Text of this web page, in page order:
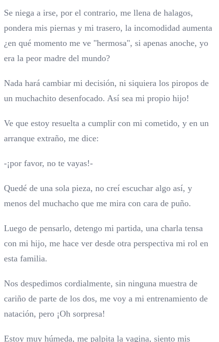
Se niega a irse, por el contrario, me llena de halagos,
pondera mis piernas y mi trasero, la incomodidad aumenta
¿en qué momento me ve "hermosa", si apenas anoche, yo
era la peor madre del mundo?
Nada hará cambiar mi decisión, ni siquiera los piropos de
un muchachito desenfocado. Así sea mi propio hijo!
Ve que estoy resuelta a cumplir con mi cometido, y en un
arranque extraño, me dice:
-¡por favor, no te vayas!-
Quedé de una sola pieza, no creí escuchar algo así, y
menos del muchacho que me mira con cara de puño.
Luego de pensarlo, detengo mi partida, una charla tensa
con mi hijo, me hace ver desde otra perspectiva mi rol en
esta familia.
Nos despedimos cordialmente, sin ninguna muestra de
cariño de parte de los dos, me voy a mi entrenamiento de
natación, pero ¡Oh sorpresa!
Estoy muy húmeda, me palpita la vagina, siento mis